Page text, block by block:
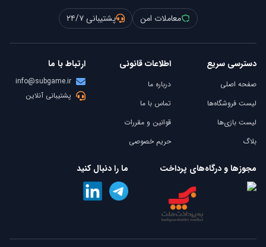
معاملات امن
پشتیبانی ۲۴/۷
دسترسی سریع
صفحه اصلی
لیست فروشگاه‌ها
لیست بازی‌ها
بلاگ
اطلاعات قانونی
درباره ما
تماس با ما
قوانین و مقررات
حریم خصوصی
ارتباط با ما
info@subgame.ir
پشتیبانی آنلاین
مجوزها و درگاه‌های پرداخت ما را دنبال کنید